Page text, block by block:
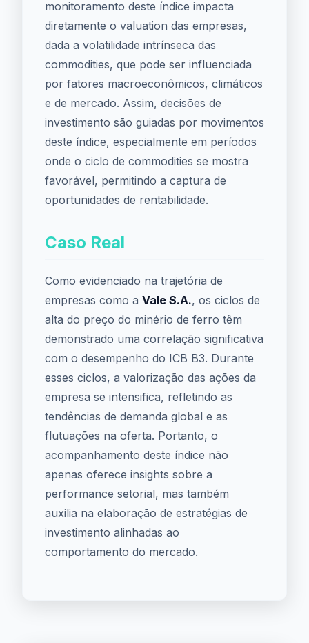
monitoramento deste índice impacta
diretamente o valuation das empresas,
dada a volatilidade intrínseca das
commodities, que pode ser influenciada
por fatores macroeconômicos, climáticos
e de mercado. Assim, decisões de
investimento são guiadas por movimentos
deste índice, especialmente em períodos
onde o ciclo de commodities se mostra
favorável, permitindo a captura de
oportunidades de rentabilidade.
Caso Real
Como evidenciado na trajetória de
empresas como a Vale S.A., os ciclos de
alta do preço do minério de ferro têm
demonstrado uma correlação significativa
com o desempenho do ICB B3. Durante
esses ciclos, a valorização das ações da
empresa se intensifica, refletindo as
tendências de demanda global e as
flutuações na oferta. Portanto, o
acompanhamento deste índice não
apenas oferece insights sobre a
performance setorial, mas também
auxilia na elaboração de estratégias de
investimento alinhadas ao
comportamento do mercado.